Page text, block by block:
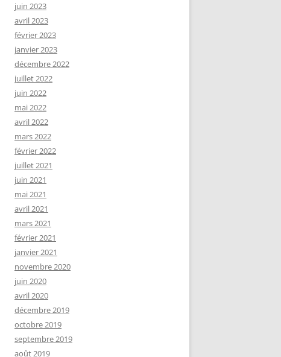
juin 2023
avril 2023
février 2023
janvier 2023
décembre 2022
juillet 2022
juin 2022
mai 2022
avril 2022
mars 2022
février 2022
juillet 2021
juin 2021
mai 2021
avril 2021
mars 2021
février 2021
janvier 2021
novembre 2020
juin 2020
avril 2020
décembre 2019
octobre 2019
septembre 2019
août 2019